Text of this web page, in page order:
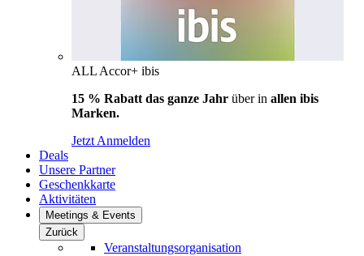
ALL Accor+ ibis
15 % Rabatt das ganze Jahr über in allen ibis
Marken.
Jetzt Anmelden
Deals
Unsere Partner
Geschenkkarte
Aktivitäten
Meetings & Events
Zurück
Veranstaltungsorganisation